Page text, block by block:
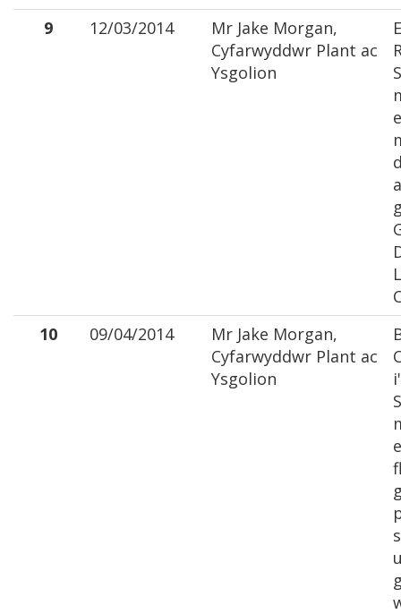
9
12/03/2014
Mr Jake Morgan,
Cyfarwyddwr Plant ac
Ysgolion
10
09/04/2014
Mr Jake Morgan,
Cyfarwyddwr Plant ac
Ysgolion